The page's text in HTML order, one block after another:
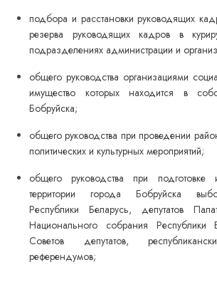
подбора и расстановки руководящих
резерва руководящих кадров в
подразделениях администрации и
общего руководства организациями
имущество которых находится в
Бобруйска;
общего руководства при проведении
политических и культурных мероприятий;
общего руководства при
территории города Бобруйска
Республики Беларусь, депутатов
Национального собрания Республики
Советов депутатов,
референдумов;